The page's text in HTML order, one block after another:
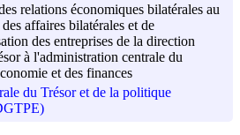
relations économiques bilatérales au
affaires bilatérales et de
des entreprises de la direction
à l'administration centrale du
et des finances
du Trésor et de la politique